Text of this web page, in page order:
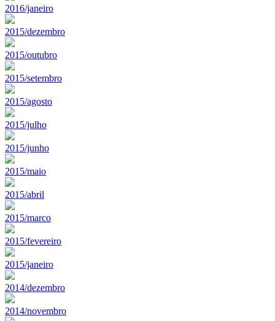
2016/janeiro
2015/dezembro
2015/outubro
2015/setembro
2015/agosto
2015/julho
2015/junho
2015/maio
2015/abril
2015/marco
2015/fevereiro
2015/janeiro
2014/dezembro
2014/novembro